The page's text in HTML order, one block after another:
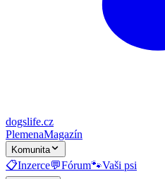
dogslife.cz
PlemenaMagazín
Komunita
📋Inzerce💬Fórum🐾Vaši psi